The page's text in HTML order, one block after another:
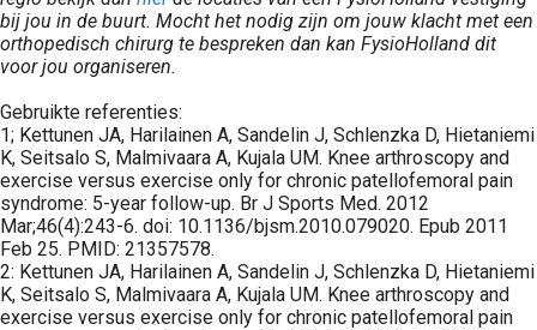
bij jou in de buurt. Mocht het nodig zijn om jouw klacht met een
orthopedisch chirurg te bespreken dan kan FysioHolland dit
voor jou organiseren.
Gebruikte referenties:
1; Kettunen JA, Harilainen A, Sandelin J, Schlenzka D, Hietaniemi
K, Seitsalo S, Malmivaara A, Kujala UM. Knee arthroscopy and
exercise versus exercise only for chronic patellofemoral pain
syndrome: 5-year follow-up. Br J Sports Med. 2012
Mar;46(4):243-6. doi: 10.1136/bjsm.2010.079020. Epub 2011
Feb 25. PMID: 21357578.
2: Kettunen JA, Harilainen A, Sandelin J, Schlenzka D, Hietaniemi
K, Seitsalo S, Malmivaara A, Kujala UM. Knee arthroscopy and
exercise versus exercise only for chronic patellofemoral pain